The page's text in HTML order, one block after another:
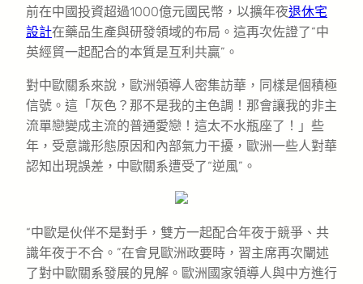
前在中國投資超過1000億元國民幣，以擴年夜退休宅
設計在藥品生產與研發領域的布局。這再次佐證了“中
英經貿一起配合的本質是互利共贏”。
對中歐關系來說，歐洲領導人密集訪華，同樣是個積極
信號。這「灰色？那不是我的主色調！那會讓我的非主
流單戀變成主流的普通愛戀！這太不水瓶座了！」些
年，受意識形態原因和內部氣力干擾，歐洲一些人對華
認知出現誤差，中歐關系遭受了“逆風”。
“中歐是伙伴不是對手，雙方一起配合年夜于競爭、共
識年夜于不合。”在會見歐洲政要時，習主席再次闡述
了對中歐關系發展的見解。歐洲國家領導人與中方進行